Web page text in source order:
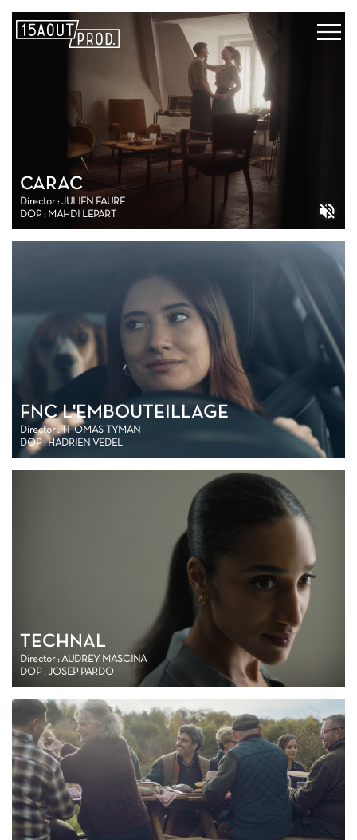
CARAC
Director : JULIEN FAURE
DOP : MAHDI LEPART
FNC L'EMBOUTEILLAGE
Director : THOMAS TYMAN
DOP : HADRIEN VEDEL
TECHNAL
Director : AUDREY MASCINA
DOP : JOSEP PARDO